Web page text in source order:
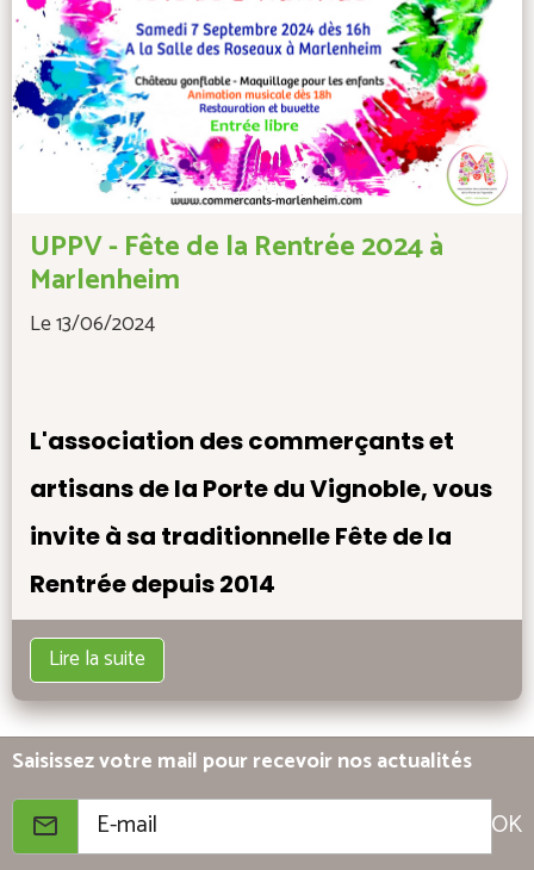
UPPV - Fête de la Rentrée 2024 à
Marlenheim
Le 13/06/2024
L'association des commerçants et
artisans de la Porte du Vignoble, vous
invite à sa traditionnelle Fête de la
Rentrée depuis 2014
Lire la suite
Saisissez votre mail pour recevoir nos actualités
OK